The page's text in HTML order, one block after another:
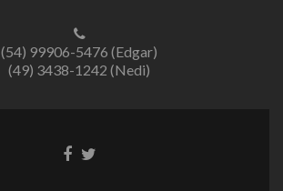
(54) 99906-5476 (Edgar)
(49) 3438-1242 (Nedi)
LinkLink